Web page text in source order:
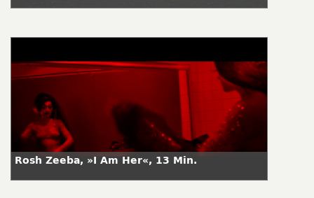
Rosh Zeeba, »I Am Her«, 13 Min.